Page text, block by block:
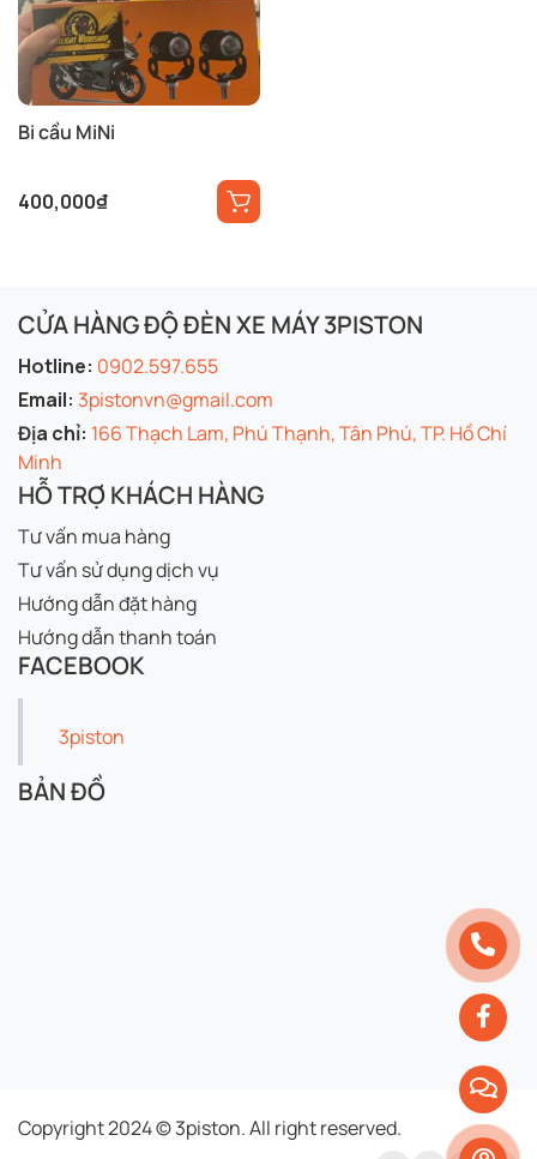
Bi cầu MiNi
400,000₫
CỬA HÀNG ĐỘ ĐÈN XE MÁY 3PISTON
Hotline: 0902.597.655
Email: 3pistonvn@gmail.com
Địa chỉ: 166 Thạch Lam, Phú Thạnh, Tân Phú, TP. Hồ Chí
Minh
HỖ TRỢ KHÁCH HÀNG
Tư vấn mua hàng
Tư vấn sử dụng dịch vụ
Hướng dẫn đặt hàng
Hướng dẫn thanh toán
FACEBOOK
3piston
BẢN ĐỒ
Copyright 2024 © 3piston. All right reserved.